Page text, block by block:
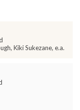
Kiki Sukezane, e.a.